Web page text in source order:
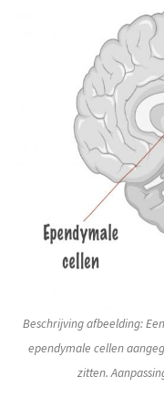
Beschrijving afbeelding:
ependymale cellen
zitten.